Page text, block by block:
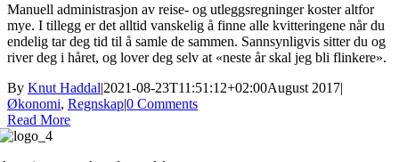
Manuell administrasjon av reise- og utleggsregninger koster altfor
mye. I tillegg er det alltid vanskelig å finne alle kvitteringene når du
endelig tar deg tid til å samle de sammen. Sannsynligvis sitter du og
river deg i håret, og lover deg selv at «neste år skal jeg bli flinkere».
By Knut Haddal|2021-08-23T11:51:12+02:00August 2017|
Økonomi, Regnskap|0 Comments
Read More